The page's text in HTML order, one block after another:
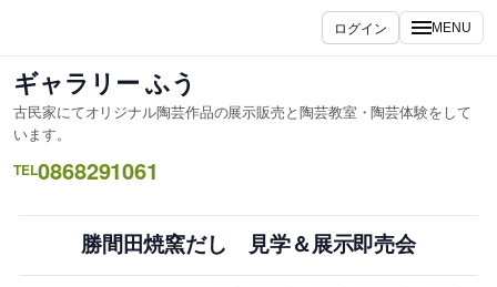
ス
キ
ッ
プ
ログイン MENU
ギャラリー ふう
古民家にてオリジナル陶芸作品の展示販売と陶芸教室・陶芸体験をして
います。
TEL0868291061
勝間田焼窯だし 見学＆展示即売会